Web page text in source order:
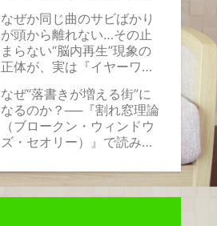
きる対処法をやさしく解説
なぜか同じ曲のサビばかり
が頭から離れない…その止
まらない“脳内再生”現象の
正体が、実は『イヤーワー
す。
なぜ“落書きが増える街”に
なるのか？──『割れ窓理論
（ブロークン・ウィンドウ
ズ・セオリー）』で読み解
インの正体